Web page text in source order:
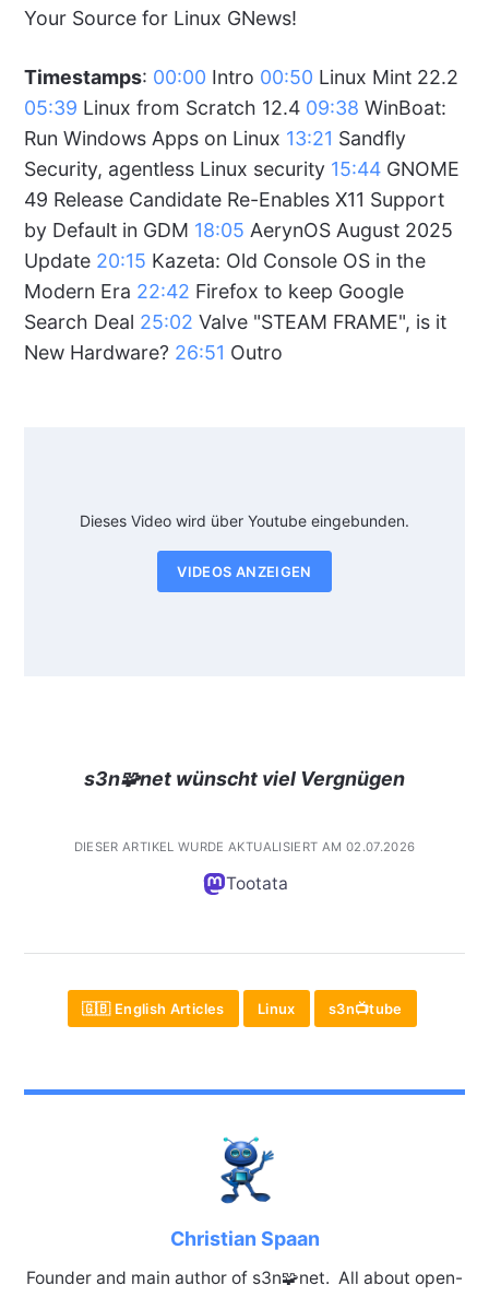
Your Source for Linux GNews!
Timestamps: 00:00 Intro 00:50 Linux Mint 22.2
05:39 Linux from Scratch 12.4 09:38 WinBoat:
Run Windows Apps on Linux 13:21 Sandfly
Security, agentless Linux security 15:44GNOME
49 Release Candidate Re-Enables X11 Support
by Default in GDM 18:05 AerynOS August 2025
Update 20:15 Kazeta: Old Console OS in the
Modern Era 22:42 Firefox to keep Google
Search Deal 25:02 Valve "STEAM FRAME", is it
New Hardware? 26:51 Outro
Dieses Video wird über Youtube eingebunden.
VIDEOS ANZEIGEN
s3n🧩net wünscht viel Vergnügen
DIESER ARTIKEL WURDE AKTUALISIERT AM 02.07.2026
Tootata
🇬🇧 English Articles Linux s3n📺tube
Christian Spaan
Founder and main author of s3n🧩net. All about open-